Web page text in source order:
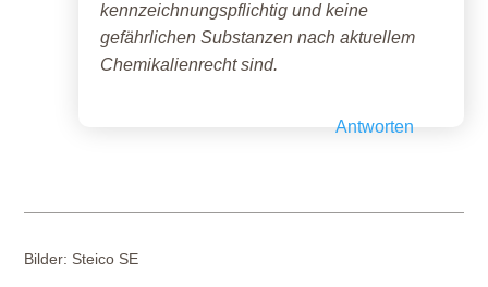
kennzeichnungspflichtig und keine
gefährlichen Substanzen nach aktuellem
Chemikalienrecht sind.
Antworten
Bilder: Steico SE